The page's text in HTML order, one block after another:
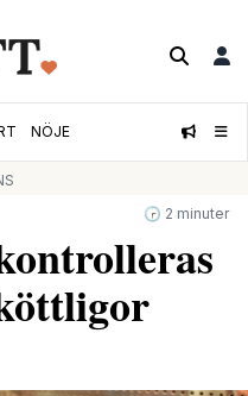
NÖJE
🕝 2 minuter